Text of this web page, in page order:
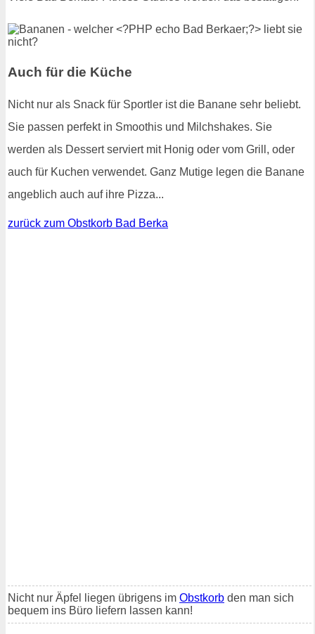
Auch für die Küche
Nicht nur als Snack für Sportler ist die Banane sehr beliebt.
Sie passen perfekt in Smoothis und Milchshakes. Sie
werden als Dessert serviert mit Honig oder vom Grill, oder
auch für Kuchen verwendet. Ganz Mutige legen die Banane
angeblich auch auf ihre Pizza...
zurück zum Obstkorb Bad Berka
Nicht nur Äpfel liegen übrigens im Obstkorb den man sich
bequem ins Büro liefern lassen kann!